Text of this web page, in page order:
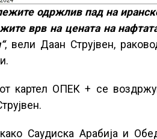
одржлив пад на
врв на цената на
, вели Даан Струјвен,
картел ОПЕК + се
Саудиска Арабија и